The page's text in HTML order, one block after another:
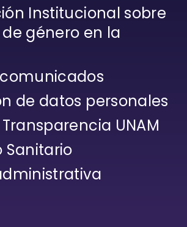
Institucional sobre
género en la
de datos personales
UNAM
Sanitario